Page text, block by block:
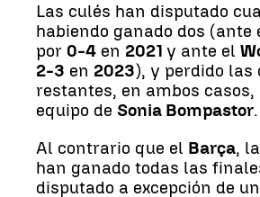
Las culés han disputado
habiendo ganado dos (ante
por 0-4 en 2021 y ante el
2-3 en 2023), y perdido las
restantes, en ambos casos,
equipo de Sonia Bompastor.
Al contrario que el Barça,
han ganado todas las
disputado a excepción de